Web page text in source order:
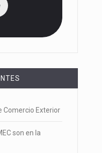
Comercio Exterior
son en la